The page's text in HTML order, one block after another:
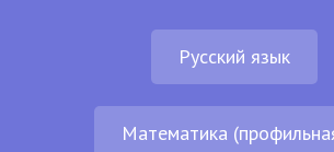
Русский язык
Математика